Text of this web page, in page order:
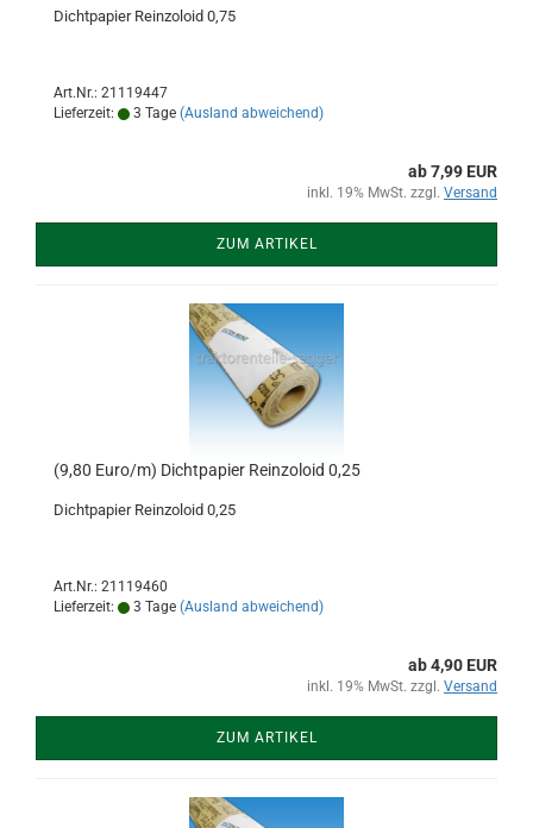
Dichtpapier Reinzoloid 0,75
Art.Nr.: 21119447
Lieferzeit:
3 Tage (Ausland abweichend)
ab 7,99 EUR
inkl. 19% MwSt. zzgl. Versand
ZUM ARTIKEL
(9,80 Euro/m) Dichtpapier Reinzoloid 0,25
Dichtpapier Reinzoloid 0,25
Art.Nr.: 21119460
Lieferzeit:
3 Tage (Ausland abweichend)
ab 4,90 EUR
inkl. 19% MwSt. zzgl. Versand
ZUM ARTIKEL